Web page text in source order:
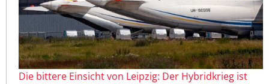
Die bittere Einsicht von Leipzig: Der Hybridkrieg ist